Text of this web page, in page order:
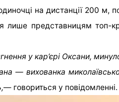
на дистанції 200 м,
лише представницям топ-
у кар’єрі Оксани,
— вихованка
— говориться у повідомленні.